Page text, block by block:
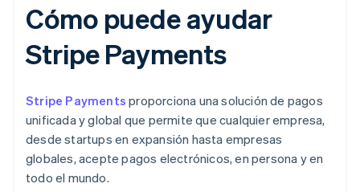
Cómo puede ayudar
Stripe Payments
Stripe Payments proporciona una solución de pagos
unificada y global que permite que cualquier empresa,
desde startups en expansión hasta empresas
globales, acepte pagos electrónicos, en persona y en
todo el mundo.